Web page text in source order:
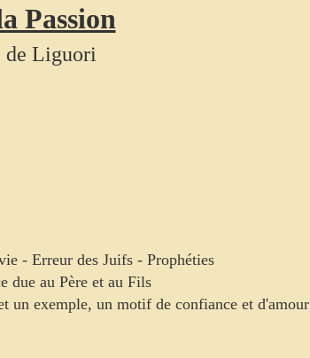
Passion
de Liguori
- Erreur des Juifs - Prophéties
due au Père et au Fils
un exemple, un motif de confiance et d'amour